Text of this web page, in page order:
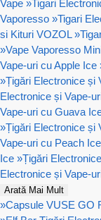
Vape »Tigari
Vaporesso »Tigari
si Kituri VOZOL »
»Vape Vaporesso
Vape-uri cu Apple Ice
»Țigări Electronice și
Electronice și Vape-
Vape-uri cu Guava
»Țigări Electronice și
Vape-uri cu Peach Ice
Ice »Țigări
Electronice și Vape-
Arată Mai Mult
»Capsule VUSE GO